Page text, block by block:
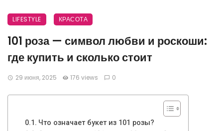
LIFESTYLE КРАСОТА
101 роза — символ любви и роскоши:
где купить и сколько стоит
29 июня, 2025 176 views 0
Что означает букет из 101 розы?